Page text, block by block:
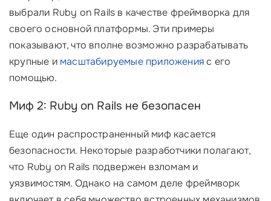
выбрали Ruby on Rails в качестве фреймворка для
своего основной платформы. Эти примеры
показывают, что вполне возможно разрабатывать
крупные и масштабируемые приложенияс его
помощью.
Миф 2: Ruby on Rails не безопасен
Еще один распространенный миф касается
безопасности. Некоторые разработчики полагают,
что Ruby on Rails подвержен взломам и
уязвимостям. Однако на самом деле фреймворк